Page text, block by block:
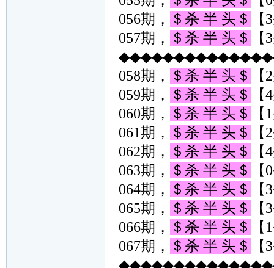
056期，
＄杀 半 头＄
057期，
＄杀 半 头＄
058期，
＄杀 半 头＄
059期，
＄杀 半 头＄
060期，
＄杀 半 头＄
061期，
＄杀 半 头＄
062期，
＄杀 半 头＄
063期，
＄杀 半 头＄
064期，
＄杀 半 头＄
065期，
＄杀 半 头＄
066期，
＄杀 半 头＄
067期，
＄杀 半 头＄